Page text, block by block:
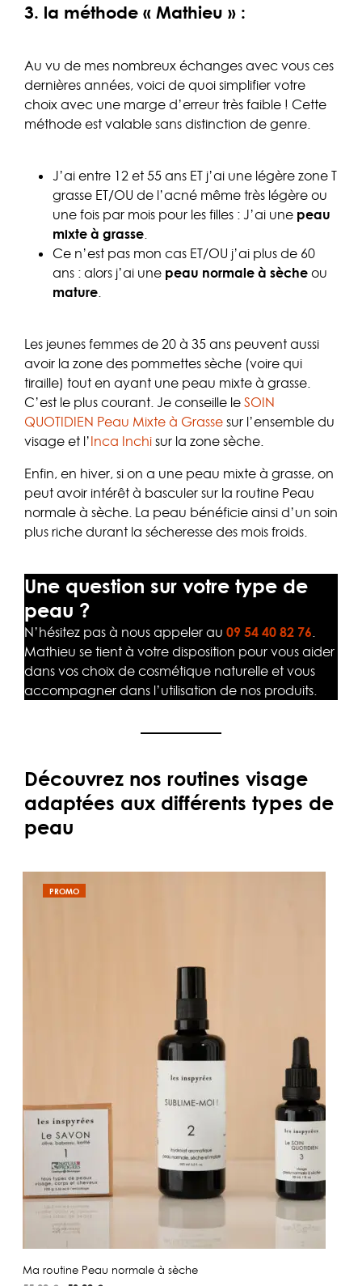
3. la méthode « Mathieu » :
Au vu de mes nombreux échanges avec vous ces
dernières années, voici de quoi simplifier votre
choix avec une marge d’erreur très faible ! Cette
méthode est valable sans distinction de genre.
J’ai entre 12 et 55 ans ET j’ai une légère zone T
grasse ET/OU de l’acné même très légère ou
une fois par mois pour les filles : J’ai une peau
mixte à grasse
Ce n’est pas mon cas ET/OU j’ai plus de 60
ans : alors j’ai une peau normale à sèche ou
mature
Les jeunes femmes de 20 à 35 ans peuvent aussi
avoir la zone des pommettes sèche (voire qui
tiraille) tout en ayant une peau mixte à grasse.
C’est le plus courant. Je conseille le SOIN
QUOTIDIEN Peau Mixte à Grasse sur l’ensemble du
visage et l’Inca Inchi sur la zone sèche.
Enfin, en hiver, si on a une peau mixte à grasse, on
peut avoir intérêt à basculer sur la routine Peau
normale à sèche. La peau bénéficie ainsi d’un soin
plus riche durant la sécheresse des mois froids.
Une question sur votre type de
peau ?
N’hésitez pas à nous appeler au 09 54 40 82 76
Mathieu se tient à votre disposition pour vous aider
dans vos choix de cosmétique naturelle et vous
accompagner dans l’utilisation de nos produits.
Découvrez nos routines visage
adaptées aux différents types de
peau
PROMOPRODUIT
Ma routine Peau normale à sèche